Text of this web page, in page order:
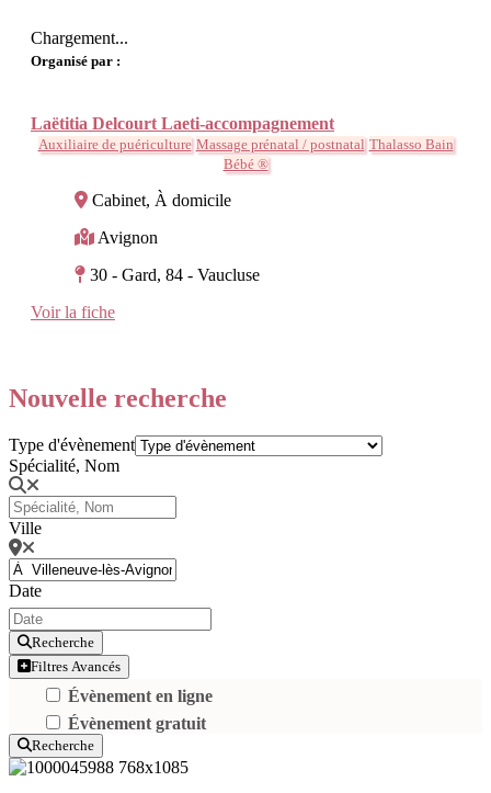
Chargement...
Organisé par :
Laëtitia Delcourt Laeti-accompagnement
Auxiliaire de puériculture Massage prénatal / postnatal Thalasso Bain
Bébé ®
Cabinet, À domicile
Avignon
30 - Gard, 84 - Vaucluse
Voir la fiche
Nouvelle recherche
Type d'évènement
Spécialité, Nom
Ville
Date
Recherche
Filtres Avancés
Évènement en ligne
Évènement gratuit
Recherche